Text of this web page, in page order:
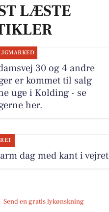
LÆSTE
30 og 4 andre
er kommet til salg
uge i Kolding - se
her.
dag med kant i vejret
Send en gratis lykønskning